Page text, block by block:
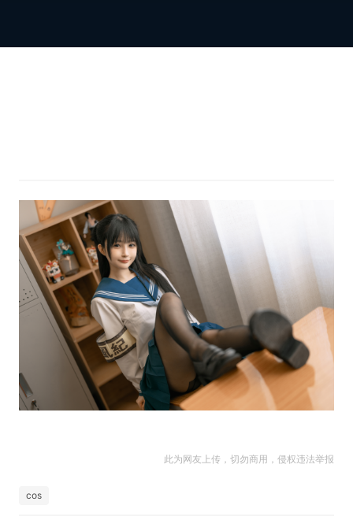
此为网友上传，切勿商用，侵权违法举报
cos